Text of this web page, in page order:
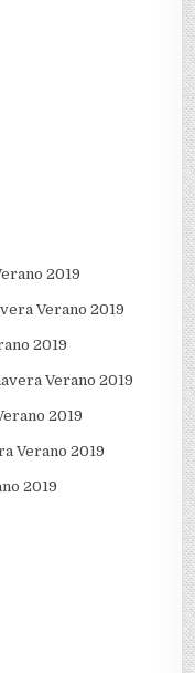
2019
Verano 2019
2019
Verano 2019
2019
Verano 2019
2019